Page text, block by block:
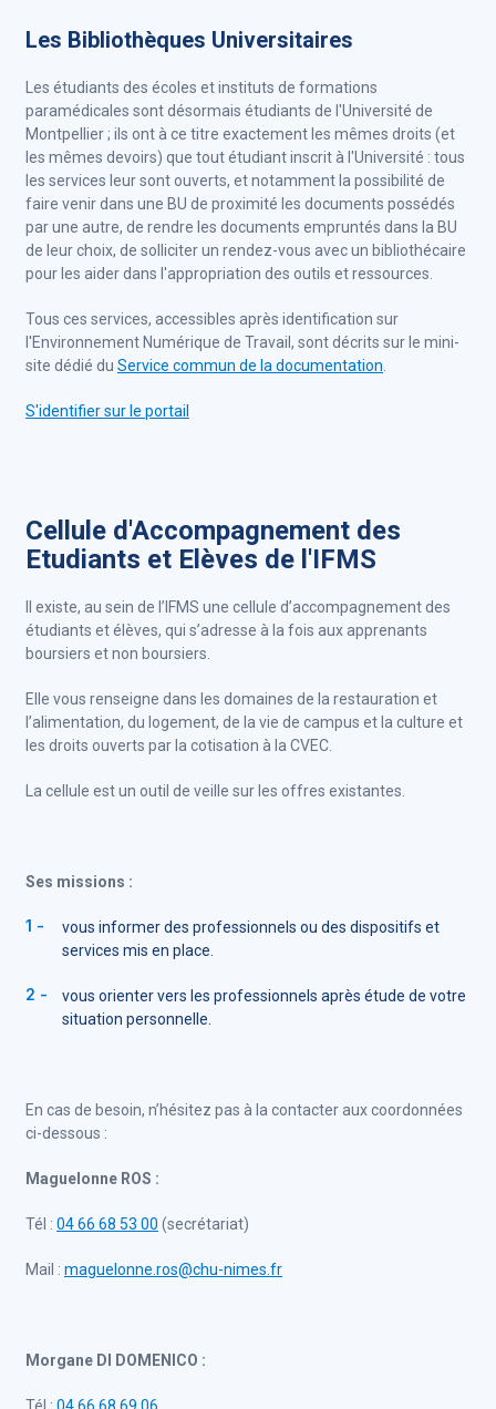
Les Bibliothèques Universitaires
Les étudiants des écoles et instituts de formations
paramédicales sont désormais étudiants de l'Université de
Montpellier ; ils ont à ce titre exactement les mêmes droits (et
les mêmes devoirs) que tout étudiant inscrit à l'Université : tous
les services leur sont ouverts, et notamment la possibilité de
faire venir dans une BU de proximité les documents possédés
par une autre, de rendre les documents empruntés dans la BU
de leur choix, de solliciter un rendez-vous avec un bibliothécaire
pour les aider dans l'appropriation des outils et ressources.
Tous ces services, accessibles après identification sur
l'Environnement Numérique de Travail, sont décrits sur le mini-
site dédié du Service commun de la documentation.
S'identifier sur le portail
Cellule d'Accompagnement des
Etudiants et Elèves de l'IFMS
Il existe, au sein de l’IFMS une cellule d’accompagnement des
étudiants et élèves, qui s’adresse à la fois aux apprenants
boursiers et non boursiers.
Elle vous renseigne dans les domaines de la restauration et
l’alimentation, du logement, de la vie de campus et la culture et
les droits ouverts par la cotisation à la CVEC.
La cellule est un outil de veille sur les offres existantes.
Ses missions :
vous informer des professionnels ou des dispositifs et
services mis en place.
vous orienter vers les professionnels après étude de votre
situation personnelle.
En cas de besoin, n’hésitez pas à la contacter aux coordonnées
ci-dessous :
Maguelonne ROS :
Tél : 04 66 68 53 00 (secrétariat)
Mail : maguelonne.ros@chu-nimes.fr
Morgane DI DOMENICO :